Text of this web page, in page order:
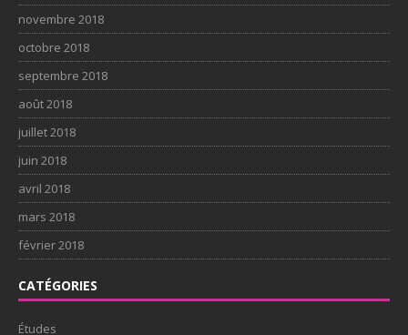
novembre 2018
octobre 2018
septembre 2018
août 2018
juillet 2018
juin 2018
avril 2018
mars 2018
février 2018
CATÉGORIES
Études